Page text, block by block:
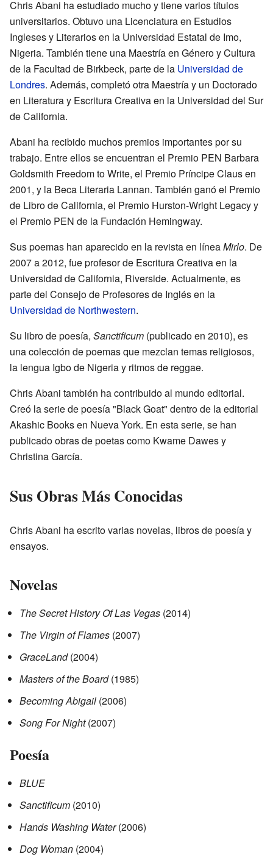
Chris Abani ha estudiado mucho y tiene varios títulos
universitarios. Obtuvo una Licenciatura en Estudios
Ingleses y Literarios en la Universidad Estatal de Imo,
Nigeria. También tiene una Maestría en Género y Cultura
de la Facultad de Birkbeck, parte de la Universidad de
Londres. Además, completó otra Maestría y un Doctorado
en Literatura y Escritura Creativa en la Universidad del Sur
de California.
Abani ha recibido muchos premios importantes por su
trabajo. Entre ellos se encuentran el Premio PEN Barbara
Goldsmith Freedom to Write, el Premio Príncipe Claus en
2001, y la Beca Literaria Lannan. También ganó el Premio
de Libro de California, el Premio Hurston-Wright Legacy y
el Premio PEN de la Fundación Hemingway.
Sus poemas han aparecido en la revista en líneaMirlo. De
2007 a 2012, fue profesor de Escritura Creativa en la
Universidad de California, Riverside. Actualmente, es
parte del Consejo de Profesores de Inglés en la
Universidad de Northwestern.
Su libro de poesía, Sanctificum (publicado en 2010), es
una colección de poemas que mezclan temas religiosos,
la lengua Igbo de Nigeria y ritmos de reggae.
Chris Abani también ha contribuido al mundo editorial.
Creó la serie de poesía "Black Goat" dentro de la editorial
Akashic Books en Nueva York. En esta serie, se han
publicado obras de poetas como Kwame Dawes y
Christina García.
Sus Obras Más Conocidas
Chris Abani ha escrito varias novelas, libros de poesía y
ensayos.
Novelas
The Secret History Of Las Vegas (2014)
The Virgin of Flames (2007)
GraceLand(2004)
Masters of the Board(1985)
Becoming Abigail (2006)
Song For Night(2007)
Poesía
BLUE
Sanctificum (2010)
Hands Washing Water(2006)
Dog Woman (2004)